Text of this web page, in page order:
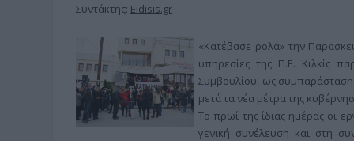
Συντάκτης: Eidisis.gr
«Κατέβασε ρολά» την
υπηρεσίες της Π.Ε. Κιλκίς
Συμβουλίου, ως συμπαράσταση
μετά τα νέα μέτρα της
Το πρωί της ίδιας ημέρας οι
γενική συνέλευση και στη